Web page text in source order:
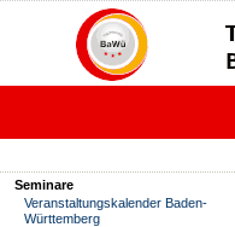
Seminare
Veranstaltungskalender Baden-
Württemberg